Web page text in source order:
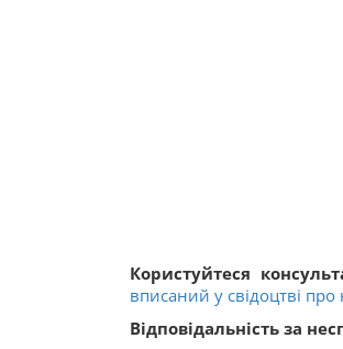
Користуйтеся
вписаний у свідоцтві
Відповідальність за